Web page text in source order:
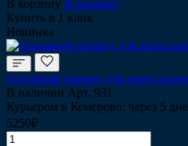
В корзину В корзине
Купить в 1 клик
Новинка
Основной провод для
В наличии Арт. 931
Курьером в Кемерово: через 5
5250₽